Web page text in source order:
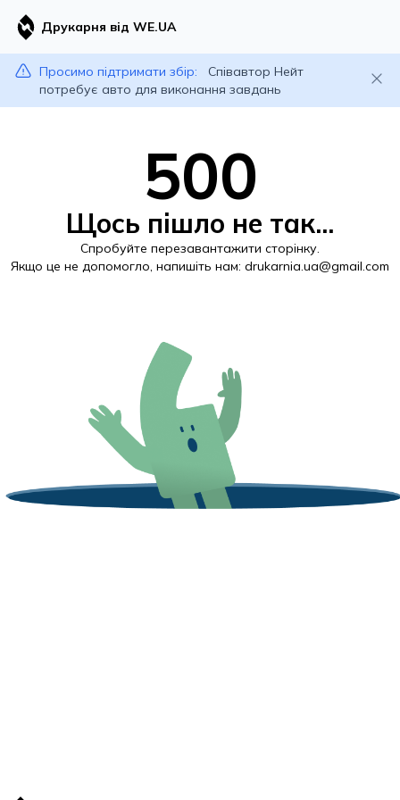
Друкарня від WE.UA
Просимо підтримати збір:
Співавтор Нейт
потребує авто для виконання завдань
500
Щось пішло не так...
Спробуйте перезавантажити сторінку.
Якщо це не допомогло, напишіть нам: drukarnia.ua@gmail.com